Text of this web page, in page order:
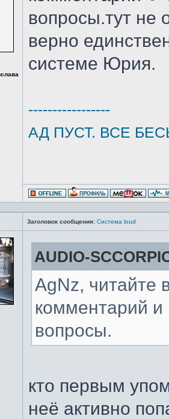
вопросы.тут не
верно
системе Юрия.
-----------------
АД ПУСТ. ВСЕ
Заголовок сообщения: Система loud
AUDIO-
AgNz, читайте
комментарий и
вопросы.
кто первым
неё активно